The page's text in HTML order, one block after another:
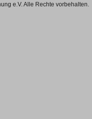
e.V. Alle Rechte vorbehalten.